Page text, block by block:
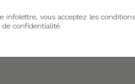
Sur toutes les
infolettre, vous acceptez les conditions
confidentialité.